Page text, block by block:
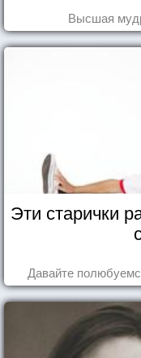
Высшая
Эти старички
Давайте